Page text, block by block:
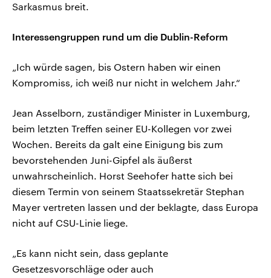
Sarkasmus breit.
Interessengruppen rund um die Dublin-Reform
„Ich würde sagen, bis Ostern haben wir einen
Kompromiss, ich weiß nur nicht in welchem Jahr.“
Jean Asselborn, zuständiger Minister in Luxemburg,
beim letzten Treffen seiner EU-Kollegen vor zwei
Wochen. Bereits da galt eine Einigung bis zum
bevorstehenden Juni-Gipfel als äußerst
unwahrscheinlich. Horst Seehofer hatte sich bei
diesem Termin von seinem Staatssekretär Stephan
Mayer vertreten lassen und der beklagte, dass Europa
nicht auf CSU-Linie liege.
„Es kann nicht sein, dass geplante
Gesetzesvorschläge oder auch